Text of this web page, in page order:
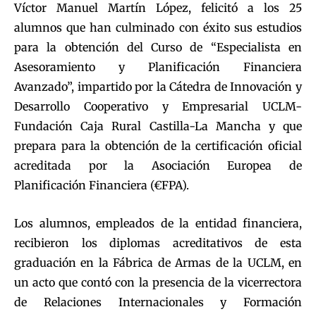
Víctor Manuel Martín López, felicitó a los 25
alumnos que han culminado con éxito sus estudios
para la obtención del Curso de “Especialista en
Asesoramiento y Planificación Financiera
Avanzado”, impartido por la Cátedra de Innovación y
Desarrollo Cooperativo y Empresarial UCLM-
Fundación Caja Rural Castilla-La Mancha y que
prepara para la obtención de la certificación oficial
acreditada por la Asociación Europea de
Planificación Financiera (€FPA).
Los alumnos, empleados de la entidad financiera,
recibieron los diplomas acreditativos de esta
graduación en la Fábrica de Armas de la UCLM, en
un acto que contó con la presencia de la vicerrectora
de Relaciones Internacionales y Formación